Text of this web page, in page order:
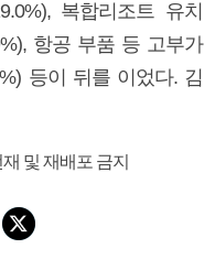
복합리조트 유치
항공 부품 등 고부가
등이 뒤를 이었다. 김
및 재배포 금지